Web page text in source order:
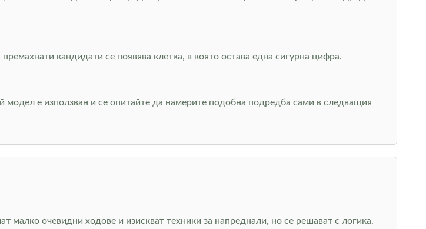
кандидати се появява клетка, в която остава една сигурна цифра.
модел е използван и се опитайте да намерите подобна подредба сами в следващия
малко очевидни ходове и изискват техники за напреднали, но се решават с логика.